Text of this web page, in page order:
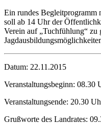
Ein rundes Begleitprogramm
soll ab 14 Uhr der
Verein auf „Tuchfühlung“ zu
Datum: 22.11.2015
Veranstaltungsbeginn: 08.30
Veranstaltungsende: 20.30
Grußworte des Landrates: